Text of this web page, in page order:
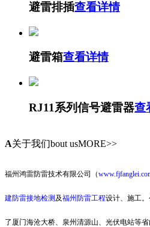
避雷排插查看详情
避雷箱查看详情
RJ11系列信号避雷器查
A关于我们bout usMORE>>
福州鸿雷防雷技术有限公司（
建防雷接地检测及福州防雷工程设计、施工
了厦门海沧大桥、泉州清源山、光伏电站等